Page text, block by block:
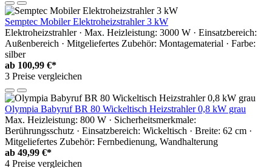
Semptec Mobiler Elektroheizstrahler 3 kW
Elektroheizstrahler · Max. Heizleistung: 3000 W · Einsatzbereich:
Außenbereich · Mitgeliefertes Zubehör: Montagematerial · Farbe:
silber
ab 100,99 €*
3 Preise vergleichen
Olympia Babyruf BR 80 Wickeltisch Heizstrahler 0,8 kW grau
Max. Heizleistung: 800 W · Sicherheitsmerkmale:
Berührungsschutz · Einsatzbereich: Wickeltisch · Breite: 62 cm ·
Mitgeliefertes Zubehör: Fernbedienung, Wandhalterung
ab 49,99 €*
4 Preise vergleichen